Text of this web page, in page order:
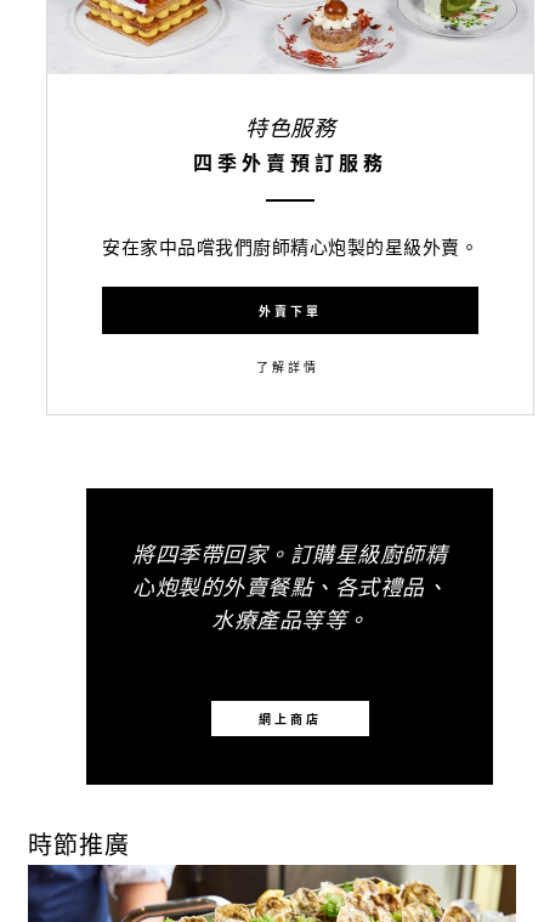
特色服務
四季外賣預訂服務
安在家中品嚐我們廚師精心炮製的星級外賣。
外賣下單
了解詳情
將四季帶回家。訂購星級廚師精
心炮製的外賣餐點、各式禮品、
水療產品等等。
網上商店
時節推廣